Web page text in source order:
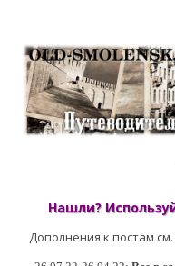
Нашли?
Дополнения к постам